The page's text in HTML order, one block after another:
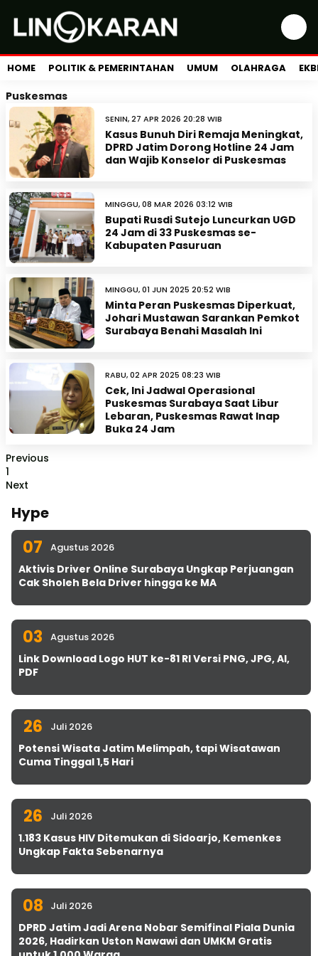
HOME POLITIK & PEMERINTAHAN UMUM OLAHRAGA
Puskesmas
SENIN, 27 APR 2026 20:28 WIB
Kasus Bunuh Diri Remaja Meningkat,
DPRD Jatim Dorong Hotline 24 Jam
dan Wajib Konselor di Puskesmas
MINGGU, 08 MAR 2026 03:12 WIB
Bupati Rusdi Sutejo Luncurkan UGD
24 Jam di 33 Puskesmas se-
Kabupaten Pasuruan
MINGGU, 01 JUN 2025 20:52 WIB
Minta Peran Puskesmas Diperkuat,
Johari Mustawan Sarankan Pemkot
Surabaya Benahi Masalah Ini
RABU, 02 APR 2025 08:23 WIB
Cek, Ini Jadwal Operasional
Puskesmas Surabaya Saat Libur
Lebaran, Puskesmas Rawat Inap
Buka 24 Jam
Previous
1
Next
Hype
07 Agustus 2026
Aktivis Driver Online Surabaya Ungkap Perjuangan
Cak Sholeh Bela Driver hingga ke MA
03 Agustus 2026
Link Download Logo HUT ke-81 RI Versi PNG, JPG, AI,
PDF
26 Juli 2026
Potensi Wisata Jatim Melimpah, tapi Wisatawan
Cuma Tinggal 1,5 Hari
26 Juli 2026
1.183 Kasus HIV Ditemukan di Sidoarjo, Kemenkes
Ungkap Fakta Sebenarnya
08 Juli 2026
DPRD Jatim Jadi Arena Nobar Semifinal Piala Dunia
2026, Hadirkan Uston Nawawi dan UMKM Gratis